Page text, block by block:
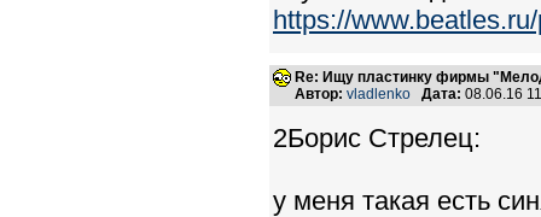
https://
Re: Ищу пластинку фирмы
Автор: vladlenko Дата: 08.06.16
2Борис Стрелец:
у меня такая есть